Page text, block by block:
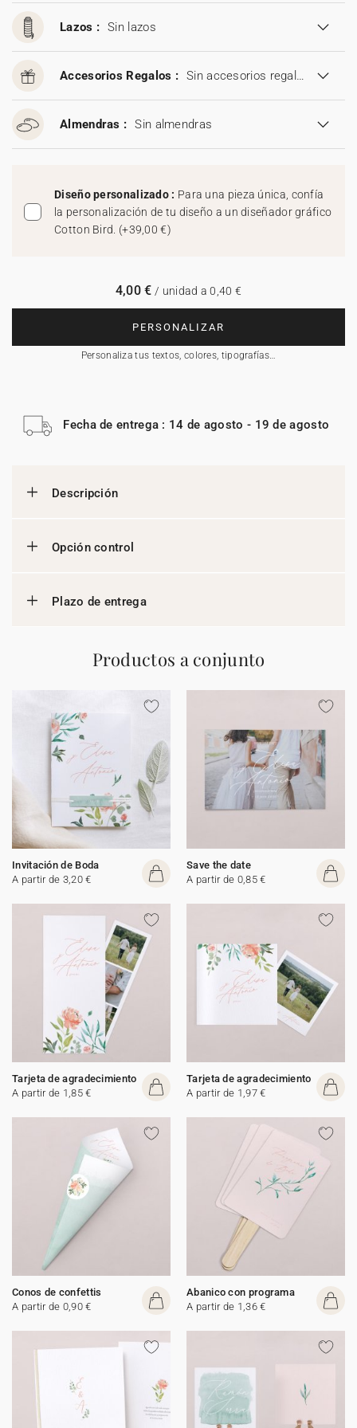
Lazos : Sin lazos
Accesorios Regalos : Sin accesorios regalos
Almendras : Sin almendras
Diseño personalizado : Para una pieza única, confía
la personalización de tu diseño a un diseñador gráfico
Cotton Bird. (+39,00 €)
PERSONALIZAR
Personaliza tus textos, colores, tipografías…
4,00 € / unidad a 0,40 €
Fecha de entrega : 14 de agosto - 19 de agosto
Descripción
Opción control
Plazo de entrega
Productos a conjunto
Invitación de Boda
A partir de 3,20 €
Save the date
A partir de 0,85 €
Tarjeta de agradecimiento
A partir de 1,85 €
Tarjeta de agradecimiento
A partir de 1,97 €
Conos de confettis
A partir de 0,90 €
Abanico con programa
A partir de 1,36 €